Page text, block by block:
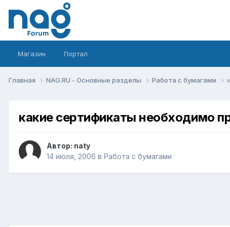
Магазин Портал
Главная NAG.RU - Основные разделы Работа с бумагами
какие сертификаты необходимо
Автор: naty
14 июля, 2006 в Работа с бумагами